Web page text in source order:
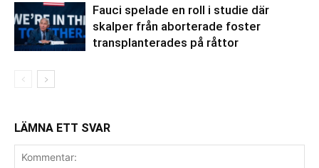
Fauci spelade en roll i studie där
skalper från aborterade foster
transplanterades på råttor
LÄMNA ETT SVAR